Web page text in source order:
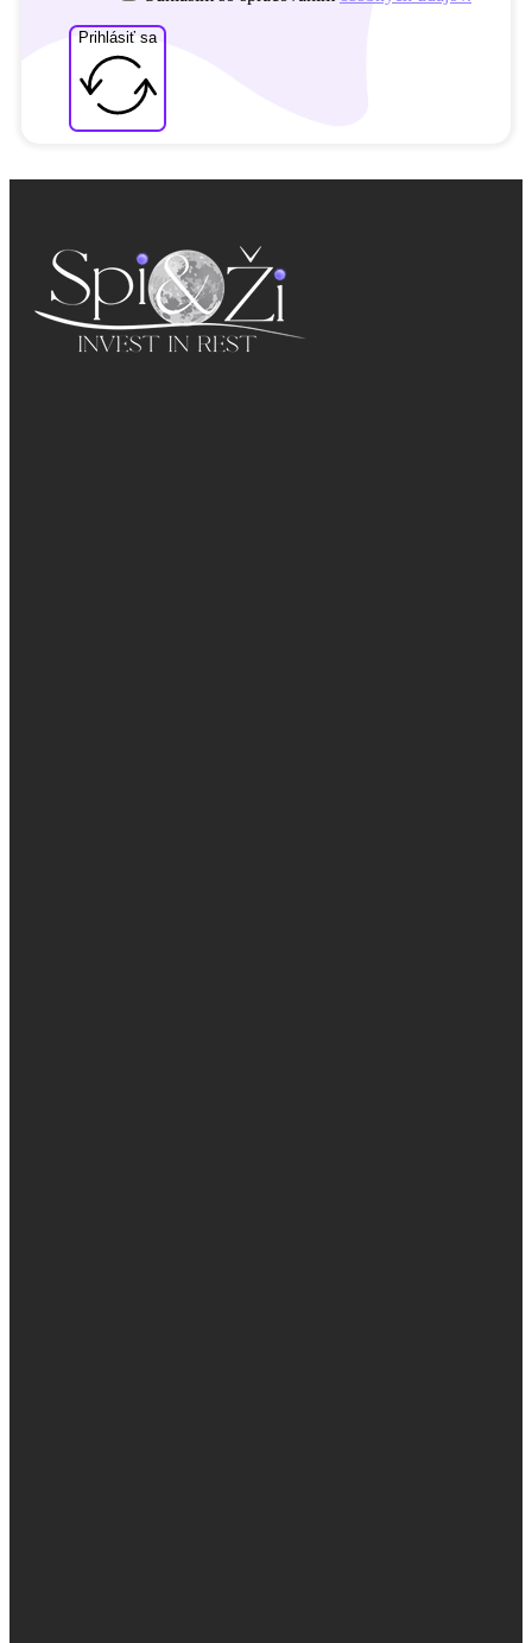
Prihlásiť sa